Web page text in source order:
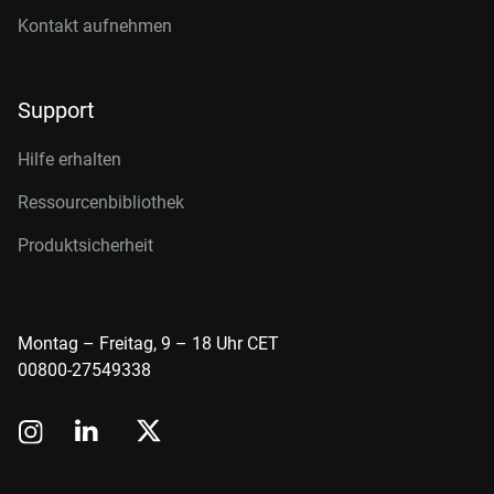
Kontakt aufnehmen
Support
Hilfe erhalten
Ressourcenbibliothek
Produktsicherheit
Montag – Freitag, 9 – 18 Uhr CET
00800-27549338